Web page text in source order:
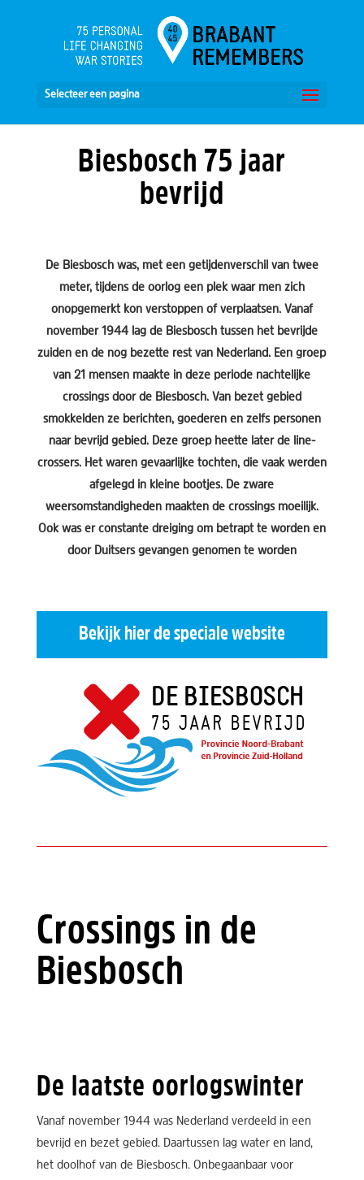
Selecteer een pagina
Biesbosch 75 jaar
bevrijd
De Biesbosch was, met een getijdenverschil van twee
meter, tijdens de oorlog een plek waar men zich
onopgemerkt kon verstoppen of verplaatsen. Vanaf
november 1944 lag de Biesbosch tussen het bevrijde
zuiden en de nog bezette rest van Nederland. Een groep
van 21 mensen maakte in deze periode nachtelijke
crossings door de Biesbosch. Van bezet gebied
smokkelden ze berichten, goederen en zelfs personen
naar bevrijd gebied. Deze groep heette later de line-
crossers. Het waren gevaarlijke tochten, die vaak werden
afgelegd in kleine bootjes. De zware
weersomstandigheden maakten de crossings moeilijk.
Ook was er constante dreiging om betrapt te worden en
door Duitsers gevangen genomen te worden
Bekijk hier de speciale website
Crossings in de
Biesbosch
De laatste oorlogswinter
Vanaf november 1944 was Nederland verdeeld in een
bevrijd en bezet gebied. Daartussen lag water en land,
het doolhof van de Biesbosch. Onbegaanbaar voor